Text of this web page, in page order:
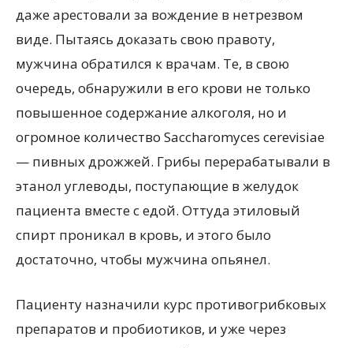
даже арестовали за вождение в нетрезвом
виде. Пытаясь доказать свою правоту,
мужчина обратился к врачам. Те, в свою
очередь, обнаружили в его крови не только
повышенное содержание алкоголя, но и
огромное количество Saccharomyces cerevisiae
— пивных дрожжей. Грибы перерабатывали в
этанол углеводы, поступающие в желудок
пациента вместе с едой. Оттуда этиловый
спирт проникал в кровь, и этого было
достаточно, чтобы мужчина опьянел.
Пациенту назначили курс противогрибковых
препаратов и пробиотиков, и уже через